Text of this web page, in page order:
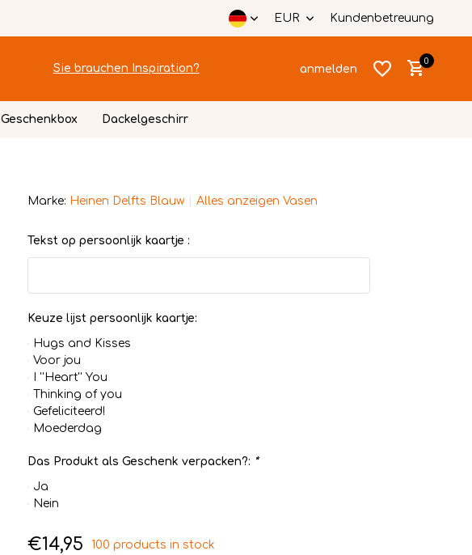
EUR Kundenbetreuung
Sie brauchen Inspiration? anmelden
0
Geschenkbox Dackelgeschirr
Marke: Heinen Delfts Blauw Alles anzeigen Vasen
Tekst op persoonlijk kaartje :
Keuze lijst persoonlijk kaartje:
Hugs and Kisses
Voor jou
I ''Heart'' You
Thinking of you
Gefeliciteerd!
Moederdag
Das Produkt als Geschenk verpacken?: *
Ja
Nein
€14,95 100 products in stock